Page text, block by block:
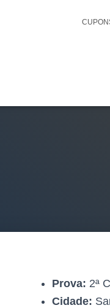
Prova: 2ª
Cidade: